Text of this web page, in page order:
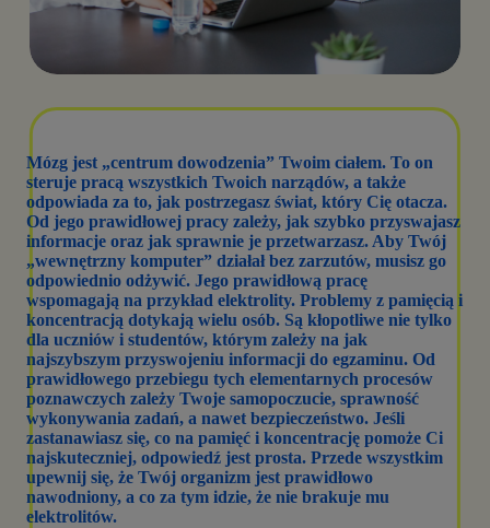
Mózg jest „centrum dowodzenia” Twoim ciałem. To on
steruje pracą wszystkich Twoich narządów, a także
odpowiada za to, jak postrzegasz świat, który Cię otacza.
Od jego prawidłowej pracy zależy, jak szybko przyswajasz
informacje oraz jak sprawnie je przetwarzasz. Aby Twój
„wewnętrzny komputer” działał bez zarzutów, musisz go
odpowiednio odżywić. Jego prawidłową pracę
wspomagają na przykład elektrolity. Problemy z pamięcią i
koncentracją dotykają wielu osób. Są kłopotliwe nie tylko
dla uczniów i studentów, którym zależy na jak
najszybszym przyswojeniu informacji do egzaminu. Od
prawidłowego przebiegu tych elementarnych procesów
poznawczych zależy Twoje samopoczucie, sprawność
wykonywania zadań, a nawet bezpieczeństwo. Jeśli
zastanawiasz się, co na pamięć i koncentrację pomoże Ci
najskuteczniej, odpowiedź jest prosta. Przede wszystkim
upewnij się, że Twój organizm jest prawidłowo
nawodniony, a co za tym idzie, że nie brakuje mu
elektrolitów.